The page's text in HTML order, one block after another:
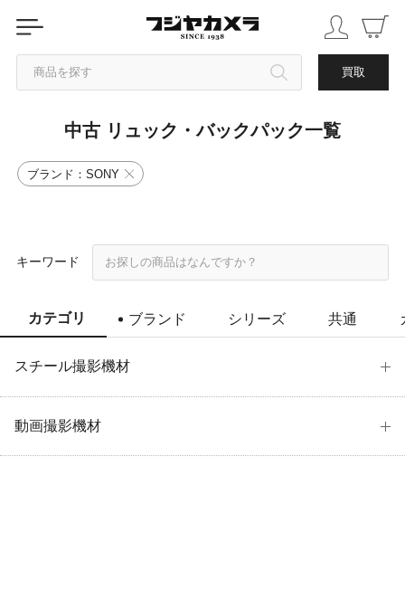
商品を探す 買取
カテゴリから探す
ブランドから探す
中古 リュック・バックパック一覧
ブランド：SONY
キーワード
カテゴリ ブランド シリーズ 共通
スチール撮影機材
動画撮影機材